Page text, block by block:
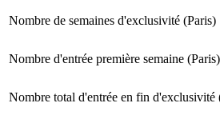
Nombre de semaines d'exclusivité (Paris)
Nombre d'entrée première semaine (Paris)
Nombre total d'entrée en fin d'exclusivité